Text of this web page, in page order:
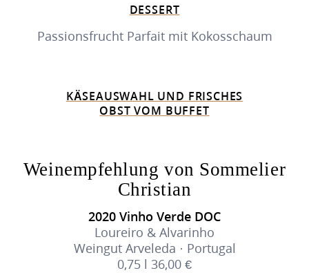
DESSERT
Passionsfrucht Parfait mit Kokosschaum
KÄSEAUSWAHL UND FRISCHES
OBST VOM BUFFET
Weinempfehlung von Sommelier
Christian
2020 Vinho Verde DOC
Loureiro & Alvarinho
Weingut Arveleda · Portugal
0,75 l 36,00 €